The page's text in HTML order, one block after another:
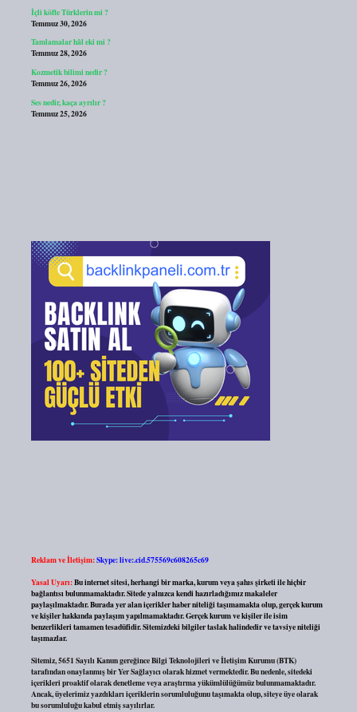
İçli köfte Türklerin mi ?
Temmuz 30, 2026
Tamlamalar hâl eki mi ?
Temmuz 28, 2026
Kozmetik bilimi nedir ?
Temmuz 26, 2026
Ses nedir, kaça ayrılır ?
Temmuz 25, 2026
Reklam ve İletişim:Skype: live:.cid.575569c608265c69
Yasal Uyarı:Bu internet sitesi, herhangi bir marka, kurum veya şahıs şirketi ile hiçbir
bağlantısı bulunmamaktadır. Sitede yalnızca kendi hazırladığımız makaleler
paylaşılmaktadır. Burada yer alan içerikler haber niteliği taşımamakta olup, gerçek kurum
ve kişiler hakkında paylaşım yapılmamaktadır. Gerçek kurum ve kişiler ile isim
benzerlikleri tamamen tesadüfidir. Sitemizdeki bilgiler taslak halindedir ve tavsiye niteliği
taşımazlar.
Sitemiz, 5651 Sayılı Kanun gereğince Bilgi Teknolojileri ve İletişim Kurumu (BTK)
tarafından onaylanmış bir Yer Sağlayıcı olarak hizmet vermektedir. Bu nedenle, sitedeki
içerikleri proaktif olarak denetleme veya araştırma yükümlülüğümüz bulunmamaktadır.
Ancak, üyelerimiz yazdıkları içeriklerin sorumluluğunu taşımakta olup, siteye üye olarak
bu sorumluluğu kabul etmiş sayılırlar.